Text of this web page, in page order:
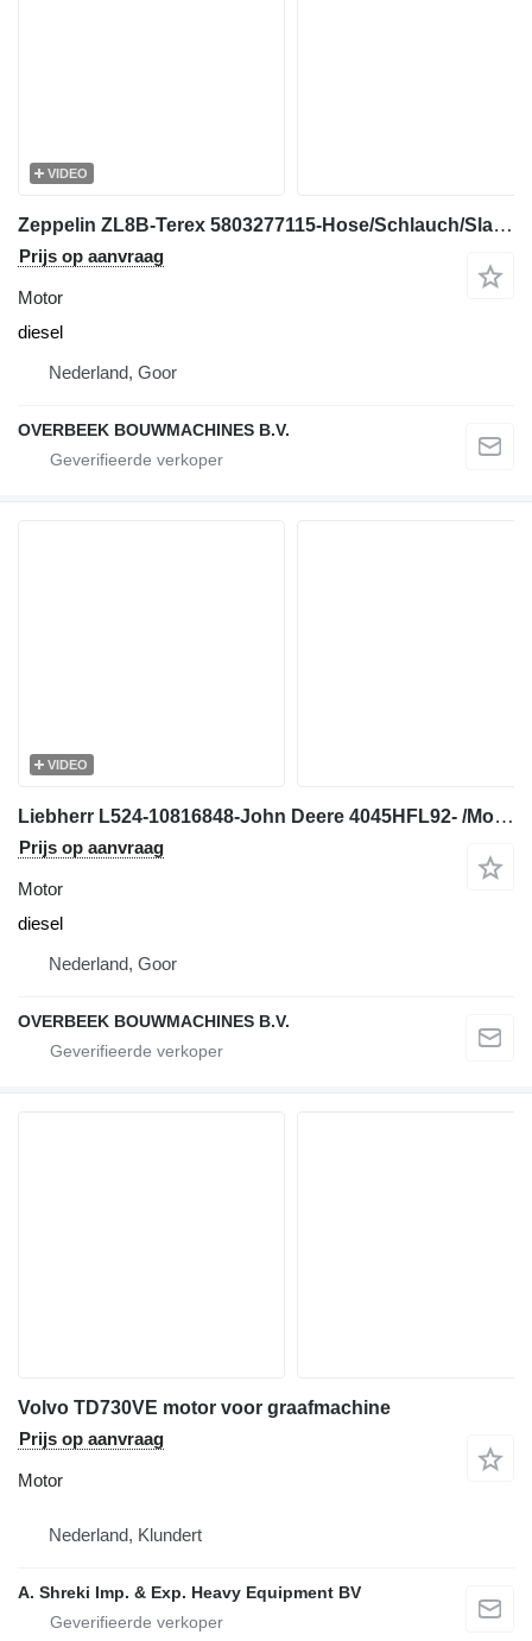
VIDEO
Zeppelin ZL8B-Terex 5803277115-Hose/Schlauch/Slang motor
Prijs op aanvraag
Motor
diesel
Nederland, Goor
OVERBEEK BOUWMACHINES B.V.
VIDEO
Liebherr L524-10816848-John Deere 4045HFL92- /Motor voor wiellader
Prijs op aanvraag
Motor
diesel
Nederland, Goor
OVERBEEK BOUWMACHINES B.V.
Volvo TD730VE motor voor graafmachine
Prijs op aanvraag
Motor
Nederland, Klundert
A. Shreki Imp. & Exp. Heavy Equipment BV